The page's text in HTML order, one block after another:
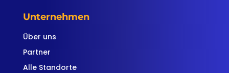
Unternehmen
Über uns
Partner
Alle Standorte